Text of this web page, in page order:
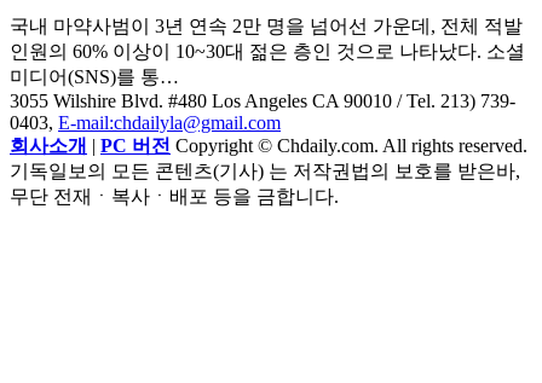
국내 마약사범이 3년 연속 2만 명을 넘어선 가운데, 전체 적발
인원의 60% 이상이 10~30대 젊은 층인 것으로 나타났다. 소셜
미디어(SNS)를 통…
3055 Wilshire Blvd. #480 Los Angeles CA 90010 / Tel. 213) 739-
0403, E-mail:chdailyla@gmail.com
회사소개 | PC 버전 Copyright © Chdaily.com. All rights reserved.
기독일보의 모든 콘텐츠(기사) 는 저작권법의 보호를 받은바,
무단 전재ㆍ복사ㆍ배포 등을 금합니다.